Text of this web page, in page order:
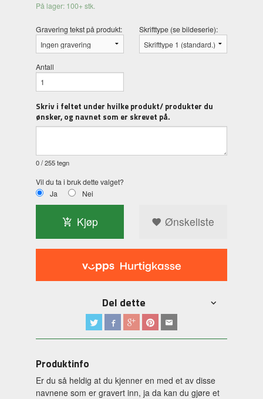
På lager: 100+ stk.
Gravering tekst på produkt: Skrifttype (se bildeserie):
Antall
Skriv i feltet under hvilke produkt/ produkter du
ønsker, og navnet som er skrevet på.
0/ 255 tegn
Vil du ta i bruk dette valget?
Ja
Nei
Kjøp Ønskeliste
Del dette
Produktinfo
Er du så heldig at du kjenner en med et av disse
navnene som er gravert inn, ja da kan du gjøre et